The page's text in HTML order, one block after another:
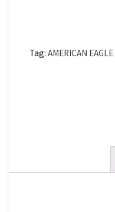
Tag: AMERICAN EAGLE